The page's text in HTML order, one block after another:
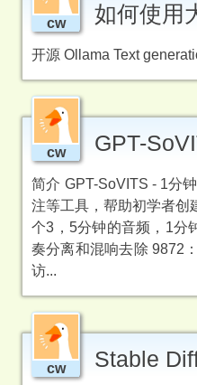
cw 如何使用
开源 Ollama Text
cw GPT-
简介 GPT-SoVITS - 1分
注等工具，帮助初学者创
个3，5分钟的音频，1分
奏分离和混响去除 9872
访...
cw Stable